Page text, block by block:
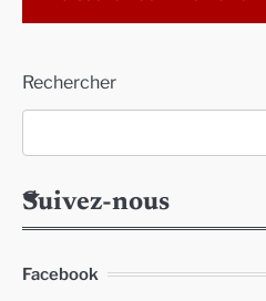
Rechercher
Suivez-nous
Facebook